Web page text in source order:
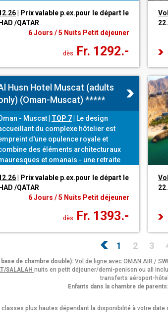
d'une expérience de vacances
| Prix valable p.ex.pour le départ le
/QATAR
6 Jours / 5 Nuits Petit déjeuner
dès Fr. 1292.-
Husn Hotel Muscat (adults
(Oman-Muscat) *****
- Muscat TOP 7|
Le design
du complexe hôtelier est
d'une opulence royale et
des éléments architecturaux
et omanais - une retraite
Les clients y trouveront des
et des privilèges luxueux
ainsi qu'une cuisine inspirée.
| Prix valable p.ex.pour le départ le
/QATAR
6 Jours / 5 Nuits Petit déjeuner
dès Fr. 1393.-
1 2 3
de chambre double): Vol de ligne avec OMAN AIR /
SALALAH nuits en petit déjeuner/demi-penison ou all
transferts aéroport-
Enfants dans la chambre de
plus hautes dépendant la disponibilité à votre